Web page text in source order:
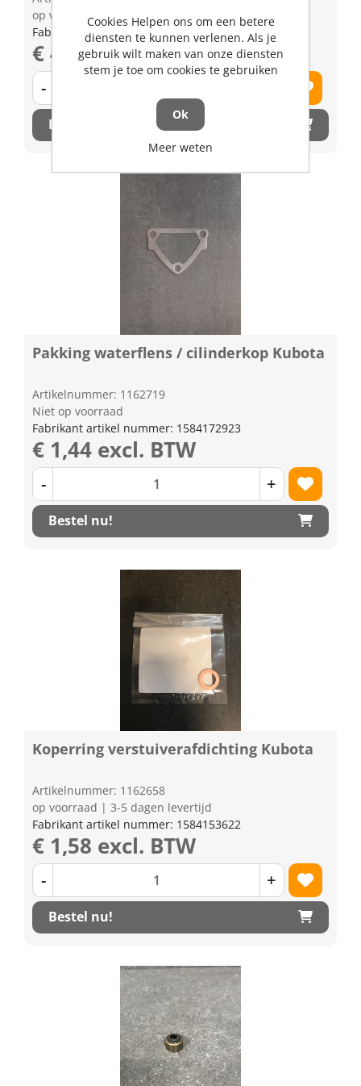
op voorraad | 3-5 dagen levertijd
Fabrikant artikel nummer: 1907753650
€ 4,95 excl. BTW
-
Bestel nu!
Pakking waterflens / cilinderkop Kubota
Artikelnummer: 1162719
Niet op voorraad
Fabrikant artikel nummer: 1584172923
€ 1,44 excl. BTW
- +
Bestel nu!
Koperring verstuiverafdichting Kubota
Artikelnummer: 1162658
op voorraad | 3-5 dagen levertijd
Fabrikant artikel nummer: 1584153622
€ 1,58 excl. BTW
- +
Bestel nu!
Cookies Helpen ons om een betere
diensten te kunnen verlenen. Als je
gebruik wilt maken van onze diensten
stem je toe om cookies te gebruiken
Ok
Meer weten